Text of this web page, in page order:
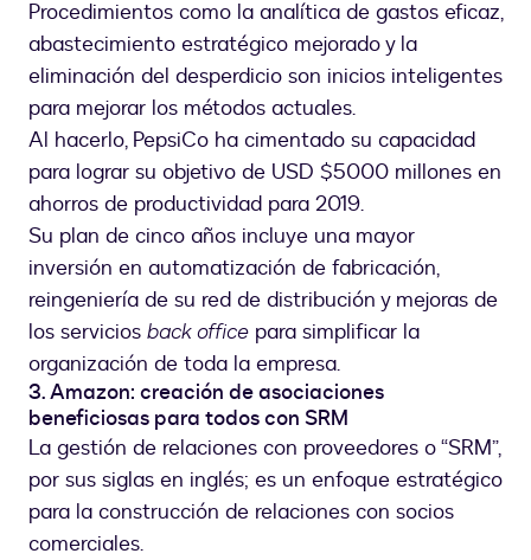
Procedimientos como la analítica de gastos eficaz,
abastecimiento estratégico mejorado y la
eliminación del desperdicio son inicios inteligentes
para mejorar los métodos actuales.
Al hacerlo, PepsiCo ha cimentado su capacidad
para lograr su objetivo de USD $5000 millones en
ahorros de productividad para 2019.
Su plan de cinco años incluye una mayor
inversión en automatización de fabricación,
reingeniería de su red de distribución y mejoras de
los servicios back office para simplificar la
organización de toda la empresa.
3. Amazon: creación de asociaciones
beneficiosas para todos con SRM
La gestión de relaciones con proveedores o “SRM”,
por sus siglas en inglés; es un enfoque estratégico
para la construcción de relaciones con socios
comerciales.